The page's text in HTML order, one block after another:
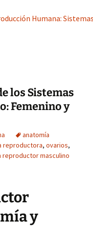
Humana:
los Sistemas
Femenino y
anatomía
reproductora, ovarios,
reproductor masculino
y